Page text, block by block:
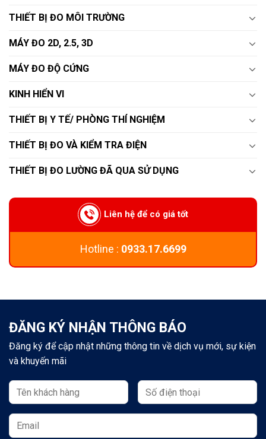
THIẾT BỊ ĐO MÔI TRƯỜNG
MÁY ĐO 2D, 2.5, 3D
MÁY ĐO ĐỘ CỨNG
KINH HIỂN VI
THIẾT BỊ Y TẾ/ PHÒNG THÍ NGHIỆM
THIẾT BỊ ĐO VÀ KIỂM TRA ĐIỆN
THIẾT BỊ ĐO LƯỜNG ĐÃ QUA SỬ DỤNG
Liên hệ để có giá tốt
Hotline : 0933.17.6699
ĐĂNG KÝ NHẬN THÔNG BÁO
Đăng ký để cập nhật những thông tin về dịch vụ mới, sự kiện
và khuyến mãi